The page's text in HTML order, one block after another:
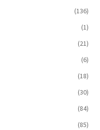
(136)
(1)
(21)
(6)
(18)
(30)
(84)
(85)